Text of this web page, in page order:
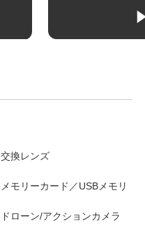
交換レンズ
メモリーカード／USBメモリ
ドローン/アクションカメラ